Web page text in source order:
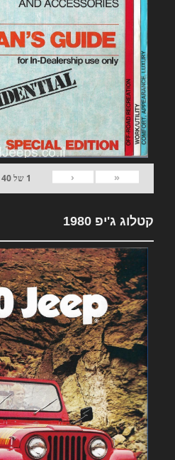
«
‹
1 של40
קטלוג ג'יפ 1980